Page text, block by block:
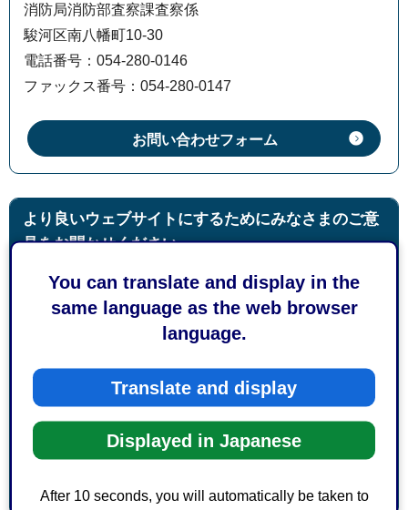
You can translate and display in the
same language as the web browser
language.
Translate and display
Displayed in Japanese
After 10 seconds, you will automatically be taken to
消防局消防部査察課査察係
駿河区南八幡町10-30
電話番号：054-280-0146
ファックス番号：054-280-0147
より良いウェブサイトにするためにみなさまのご意
見をお聞かせください
このページの情報は役に立ちましたか？
1：役に立った
2：ふつう
このページの情報は見つけやすかったですか？
1：見つけやすかった
2：ふつう
3：見つけにくかった